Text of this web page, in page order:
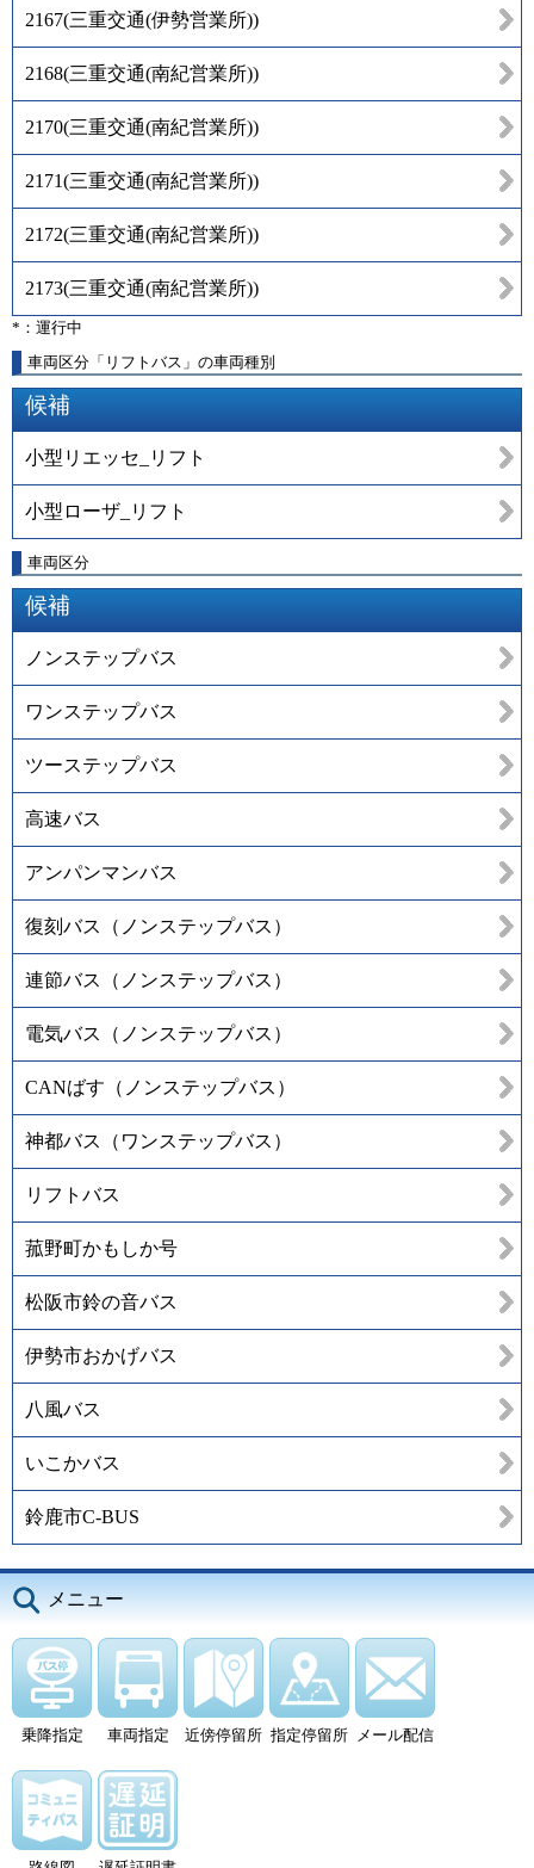
2167(三重交通(伊勢営業所))
2168(三重交通(南紀営業所))
2170(三重交通(南紀営業所))
2171(三重交通(南紀営業所))
2172(三重交通(南紀営業所))
2173(三重交通(南紀営業所))
*：運行中
車両区分「リフトバス」の車両種別
候補
小型リエッセ_リフト
小型ローザ_リフト
車両区分
候補
ノンステップバス
ワンステップバス
ツーステップバス
高速バス
アンパンマンバス
復刻バス（ノンステップバス）
連節バス（ノンステップバス）
電気バス（ノンステップバス）
CANばす（ノンステップバス）
神都バス（ワンステップバス）
リフトバス
菰野町かもしか号
松阪市鈴の音バス
伊勢市おかげバス
八風バス
いこかバス
鈴鹿市C-BUS
メニュー
乗降指定 車両指定 近傍停留所 指定停留所 メール配信